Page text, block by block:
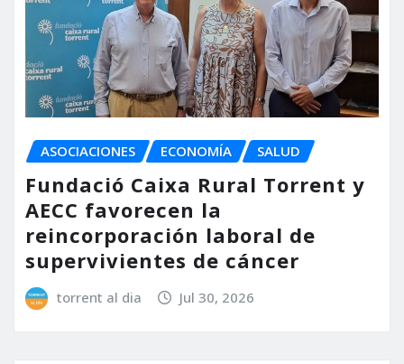
ASOCIACIONES ECONOMÍA SALUD
Fundació Caixa Rural Torrent y
AECC favorecen la
reincorporación laboral de
supervivientes de cáncer
torrent al dia Jul 30, 2026